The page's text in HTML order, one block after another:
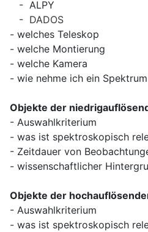
- ALPY
- DADOS
- welches Teleskop
- welche Montierung
- welche Kamera
- wie nehme ich ein
Objekte der
- Auswahlkriterium
- was ist spektroskopisch
- Zeitdauer von
- wissenschaftlicher
Objekte der
- Auswahlkriterium
- was ist spektroskopisch